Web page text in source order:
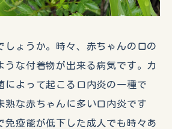
ょうか。時々、赤ちゃんの口の
うな付着物が出来る病気です。カ
によって起こる口内炎の一種で
熟な赤ちゃんに多い口内炎です
免疫能が低下した成人でも時々あ